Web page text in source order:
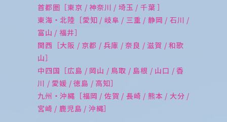
首都圏［東京 / 神奈川 / 埼玉 / 千葉 ］
東海・北陸［愛知 / 岐阜 / 三重 / 静岡 / 石川 /
富山 / 福井］
関西［大阪 / 京都 / 兵庫 / 奈良 / 滋賀 / 和歌
山］
中四国［広島 / 岡山 / 鳥取 / 島根 / 山口 / 香
川 / 愛媛 / 徳島 / 高知］
九州・沖縄［福岡 / 佐賀 / 長崎 / 熊本 / 大分 /
宮崎 / 鹿児島 / 沖縄］